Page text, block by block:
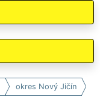
okres Nový Jičín